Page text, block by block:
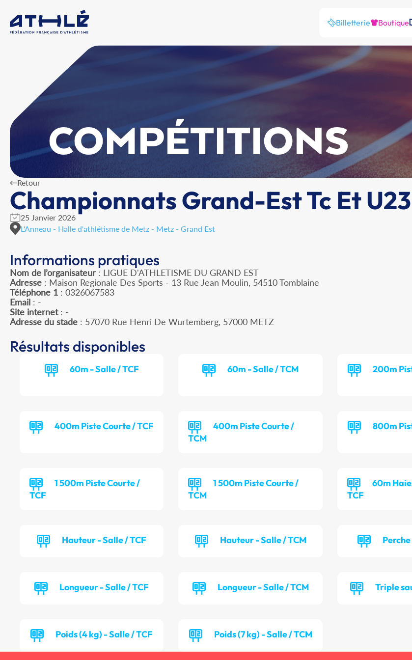
Billetterie Boutique
COMPÉTITIONS
Retour
Championnats Grand-Est Tc Et
25 Janvier 2026
L'Anneau - Halle d'athlétisme de Metz - Metz - Grand Est
Informations pratiques
Nom de l’organisateur : LIGUE D'ATHLETISME DU GRAND EST
Adresse : Maison Regionale Des Sports - 13 Rue Jean Moulin, 54510 Tomblaine
Téléphone 1 : 0326067583
Email : -
Site internet: -
Adresse du stade : 57070 Rue Henri De Wurtemberg, 57000 METZ
Résultats disponibles
60m - Salle / TCF 60m - Salle / TCM 200m
400m Piste Courte / TCF
400m Piste Courte /
TCM
800m
1 500m Piste Courte /
TCF
1 500m Piste Courte /
TCM
60m
TCF
Hauteur - Salle / TCF Hauteur - Salle / TCM
Longueur - Salle / TCF Longueur - Salle / TCM Triple
Poids (4 kg) - Salle / TCF Poids (7 kg) - Salle / TCM